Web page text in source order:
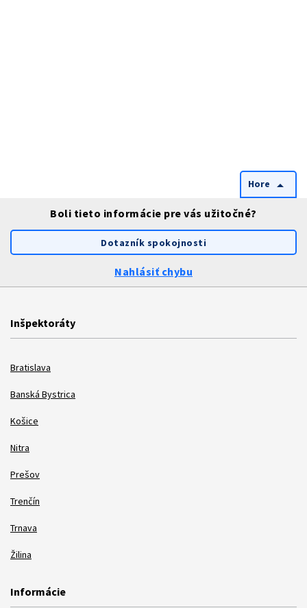
Hore arrow_drop_up
Boli tieto informácie pre vás užitočné?
Dotazník spokojnosti
Nahlásiť chybu
Inšpektoráty
Bratislava
Banská Bystrica
Košice
Nitra
Prešov
Trenčín
Trnava
Žilina
Informácie